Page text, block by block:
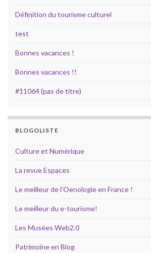
Définition du tourisme culturel
test
Bonnes vacances !
Bonnes vacances !!
#11064 (pas de titre)
BLOGOLISTE
Culture et Numérique
La revue Espaces
Le meilleur de l'Oenologie en France !
Le meilleur du e-tourisme!
Les Musées Web2.0
Patrimoine en Blog